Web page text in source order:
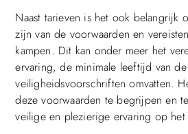
Naast tarieven is het ook belangrijk
zijn van de voorwaarden en
kampen. Dit kan onder meer het
ervaring, de minimale leeftijd van
veiligheidsvoorschriften omvatten.
deze voorwaarden te begrijpen en
veilige en plezierige ervaring op het